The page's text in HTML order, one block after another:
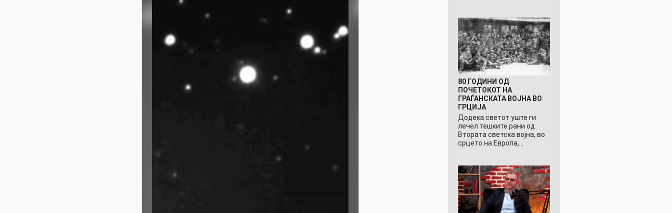
80 ГОДИНИ ОД
ПОЧЕТОКОТ НА
ГРАЃАНСКАТА ВОЈНА ВО
ГРЦИЈА
Додека светот уште ги
лечел тешките рани од
Втората светска војна, во
срцето на Европа,…